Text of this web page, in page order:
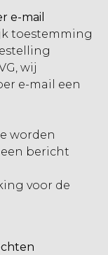
e-mail
toestemming
wij
e-mail een
worden
bericht
voor de